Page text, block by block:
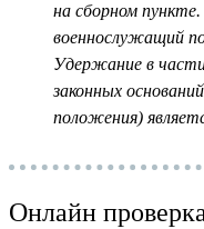
на сборном пункте.
военнослужащий
Удержание в
законных
положения)
Онлайн